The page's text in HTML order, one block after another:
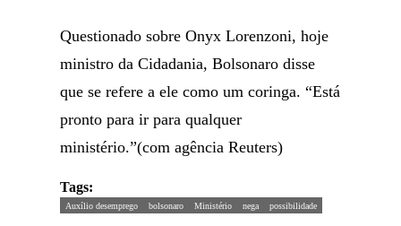
Questionado sobre Onyx Lorenzoni, hoje
ministro da Cidadania, Bolsonaro disse
que se refere a ele como um coringa. “Está
pronto para ir para qualquer
ministério.”(com agência Reuters)
Tags:
Auxílio desemprego bolsonaro Ministério nega possibilidade